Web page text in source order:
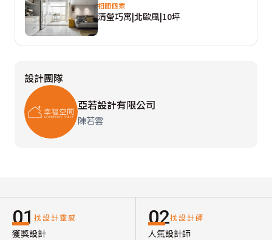
相關個案
清瑩巧寓|北歐風|10坪
設計團隊
亞若設計有限公司
陳若雲
01 找設計靈感
獲獎設計
02找設計師
人氣設計師